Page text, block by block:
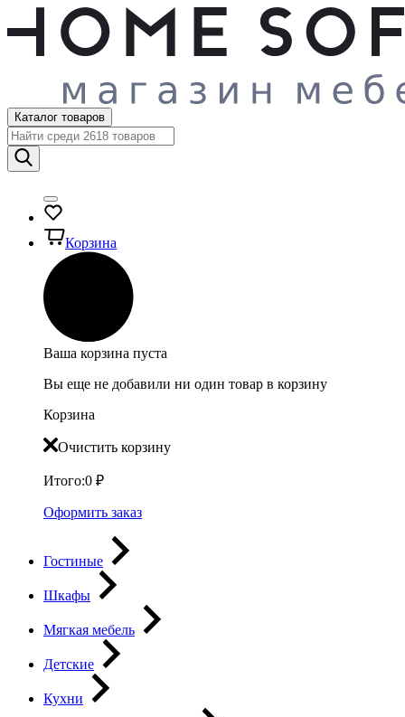
Каталог товаров
Корзина
Ваша корзина пуста
Вы еще не добавили ни один товар в корзину
Корзина
Очистить корзину
Итого:0 ₽
Оформить заказ
Гостиные
Шкафы
Мягкая мебель
Детские
Кухни